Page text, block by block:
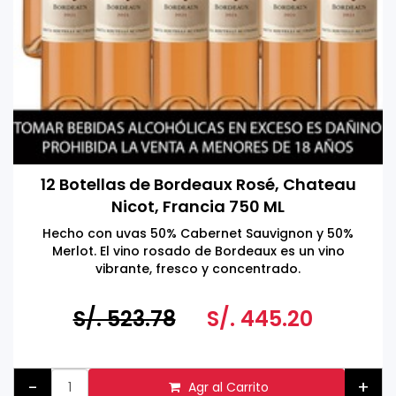
12 Botellas de Bordeaux Rosé, Chateau
Nicot, Francia 750 ML
Hecho con uvas 50% Cabernet Sauvignon y 50%
Merlot. El vino rosado de Bordeaux es un vino
vibrante, fresco y concentrado.
Tomar bebidas alcohólicas en exceso es dañino
Prohibida la venta a menores de 18 años.
S/. 523.78 S/. 445.20
- Agr al Carrito +